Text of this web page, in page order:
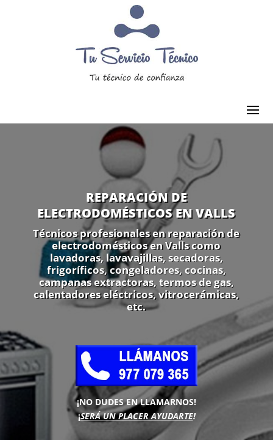
REPARACIÓN DE
ELECTRODOMÉSTICOS EN VALLS
Técnicos profesionales en reparación de
electrodomésticos en Valls como
lavadoras, lavavajillas, secadoras,
frigoríficos, congeladores, cocinas,
campanas extractoras, termos de gas,
calentadores eléctricos, vitrocerámicas,
etc.
¡NO DUDES EN LLAMARNOS!
¡SERÁ UN PLACER AYUDARTE!